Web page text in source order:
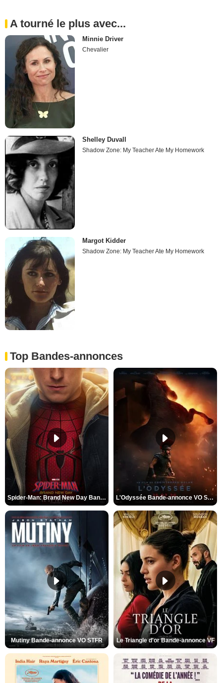
A tourné le plus avec...
Minnie Driver
Chevalier
Shelley Duvall
Shadow Zone: My Teacher Ate My Homework
Margot Kidder
Shadow Zone: My Teacher Ate My Homework
Top Bandes-annonces
Spider-Man: Brand New Day Bande-annonce VO STFR L'Odyssée Bande-annonce VO STFR
Mutiny Bande-annonce VO STFR Le Triangle d'or Bande-annonce VF